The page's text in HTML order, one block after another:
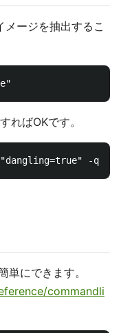
ージを抽出するこ
ればOKです。
単にできます。
commandli